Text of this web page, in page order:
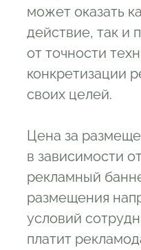
может оказать
действие, так и
от точности
конкретизации
своих целей.
Цена за
в зависимости
рекламный
размещения
условий
платит